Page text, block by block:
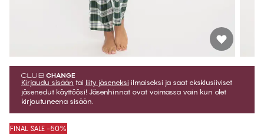
Kirjaudu sisään tai liity jäseneksi ilmaiseksi ja saat eksklusiiviset
jäsenedut käyttöösi! Jäsenhinnat ovat voimassa vain kun olet
kirjautuneena sisään.
FINAL SALE -50%